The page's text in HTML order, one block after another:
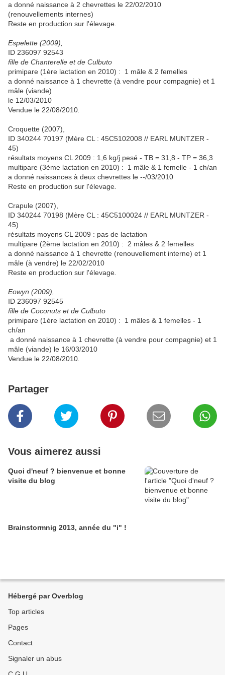
a donné naissance à 2 chevrettes le 22/02/2010
(renouvellements internes)
Reste en production sur l'élevage
Espelette (2009),
ID 236097 92543
fille de Chanterelle et de Culbuto
primipare (1ère lactation en 2010) : 1 mâle & 2 femelles
a donné naissance à 1 chevrette (à vendre pour compagnie) et 1
mâle (viande)
le 12/03/2010
Vendue le 22/08/2010
Croquette (2007),
ID 340244 70197 (Mère CL : 45C5102008 // EARL MUNTZER -
45)
résultats moyens CL 2009 : 1,6 kg/j pesé - TB = 31,8 - TP = 36,3
multipare (3ème lactation en 2010) : 1 mâle & 1 femelle - 1 ch/an
a donné naissances à deux chevrettes le --/03/2010
Reste en production sur l'élevage
Crapule (2007),
ID 340244 70198 (Mère CL : 45C5100024 // EARL MUNTZER -
45)
résultats moyens CL 2009 : pas de lactation
multipare (2ème lactation en 2010) : 2 mâles & 2 femelles
a donné naissance à 1 chevrette (renouvellement interne) et 1
mâle (à vendre) le 22/02/2010
Reste en production sur l'élevage
Eowyn (2009),
ID 236097 92545
fille de Coconuts et de Culbuto
primipare (1ère lactation en 2010) : 1 mâles & 1 femelles - 1
ch/an
a donné naissance à 1 chevrette (à vendre pour compagnie) et 1
mâle (viande) le 16/03/2010
Vendue le 22/08/2010
Partager
Vous aimerez aussi
Quoi d'neuf ? bienvenue et bonne
visite du blog
Brainstormnig 2013, année du "i" !
Hébergé par Overblog
Top articles
Pages
Contact
Signaler un abus